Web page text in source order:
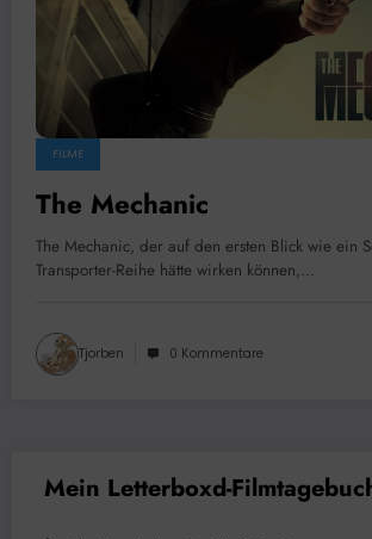
FILME
The Mechanic
The Mechanic, der auf den ersten Blick wie ein
Transporter-Reihe hätte wirken können,…
Tjorben 0 Kommentare